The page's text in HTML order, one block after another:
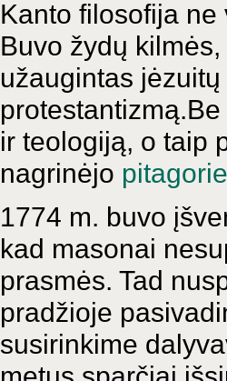
Kanto filosofija
Buvo žydų
užaugintas
ir teologiją, o taip
nagrinėjo
1774 m. buvo
kad masonai
prasmės. Tad
pradžioje
susirinkime